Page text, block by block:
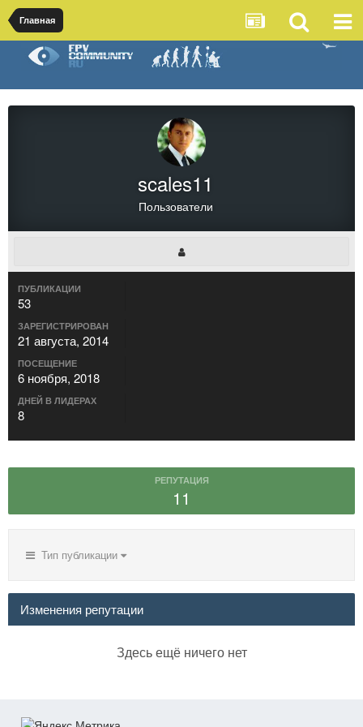
Главная
scales11
Пользователи
ПУБЛИКАЦИИ
53
ЗАРЕГИСТРИРОВАН
21 августа, 2014
ПОСЕЩЕНИЕ
6 ноября, 2018
ДНЕЙ В ЛИДЕРАХ
8
РЕПУТАЦИЯ
11
Тип публикации
Изменения репутации
Здесь ещё ничего нет